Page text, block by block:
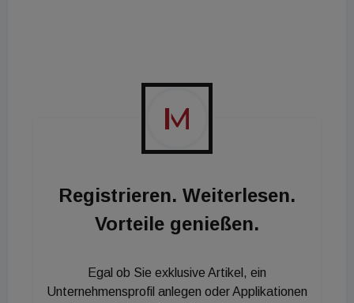
wieder eine schöne Projektliegenschaft im 21.
Bezirk erworben. Über Angebote für neue Objekte
freuen wir uns natürlich auch weiterhin“, so Manfred
Kräftner, Geschäftsführender Gesellschafter der
Registrieren. Weiterlesen.
Vorteile genießen.
Egal ob Sie exklusive Artikel, ein
Unternehmensprofil anlegen oder Applikationen